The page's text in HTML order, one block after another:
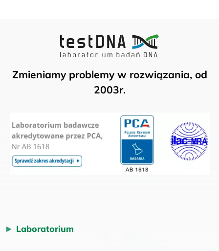
Zmieniamy problemy w rozwiązania, od
2003r.
Laboratorium